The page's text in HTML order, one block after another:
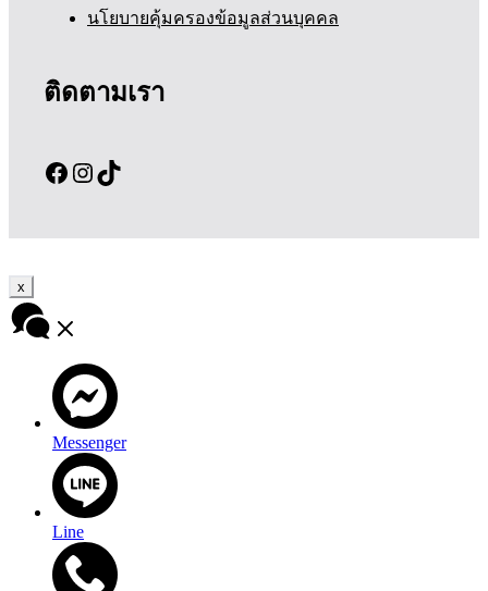
นโยบายคุ้มครองข้อมูลส่วนบุคคล
ติดตามเรา
Facebook
Instagram
TikTok
x
Messenger
Line